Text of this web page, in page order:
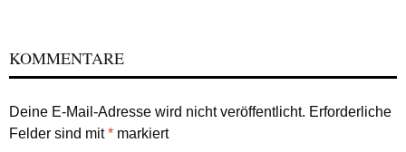
KOMMENTARE
Deine E-Mail-Adresse wird nicht veröffentlicht. Erforderliche
Felder sind mit* markiert